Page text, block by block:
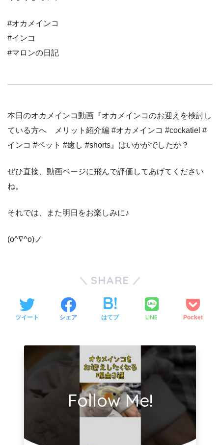
#オカメインコ
#インコ
#マロンの日記
本日のオカメインコ動画『オカメインコのお迎えを検討し
ている方へ メリット紹介編 #オカメインコ #cockatiel #
インコ #ペット #癒し #shorts』はいかがでしたか？
ぜひ直接、動画ページに飛んで評価してあげてください
ね。
それでは、また明日をお楽しみに♪
(o^∇^o)ノ
SHARE
ツイート シェア はてブ LINE Pocket
Follow Me!